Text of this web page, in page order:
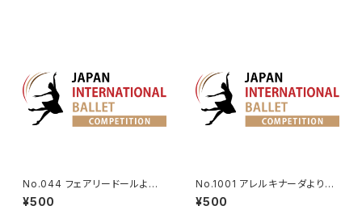
No.044 フェアリードールよりV
a.
¥500
No.1001 アレルキナーダより男
性Va.
¥500